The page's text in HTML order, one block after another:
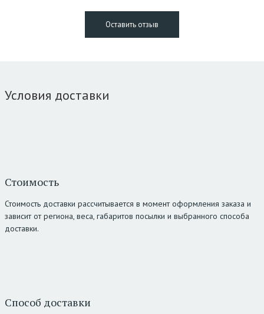
Условия доставки
Стоимость
Стоимость доставки рассчитывается в момент оформления заказа и
зависит от региона, веса, габаритов посылки и выбранного способа
доставки.
Способ доставки